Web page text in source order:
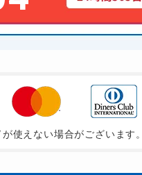
使えない場合がございます。